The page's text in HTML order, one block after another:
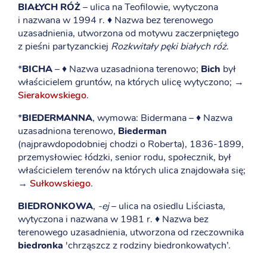
BIAŁYCH RÓŻ– ulica na Teofilowie, wytyczona
i nazwana w 1994 r. ♦ Nazwa bez terenowego
uzasadnienia, utworzona od motywu zaczerpniętego
z pieśni partyzanckiej Rozkwitały pęki białych róż.
*BICHA– ♦ Nazwa uzasadniona terenowo; Bich był
właścicielem gruntów, na których ulicę wytyczono; →
Sierakowskiego.
*BIEDERMANNA, wymowa: Bidermana – ♦ Nazwa
uzasadniona terenowo, Biederman
(najprawdopodobniej chodzi o Roberta), 1836-1899,
przemysłowiec łódzki, senior rodu, społecznik, był
właścicielem terenów na których ulica znajdowała się;
→ Sułkowskiego.
BIEDRONKOWA, -ej– ulica na osiedlu Liściasta,
wytyczona i nazwana w 1981 r. ♦ Nazwa bez
terenowego uzasadnienia, utworzona od rzeczownika
biedronka 'chrząszcz z rodziny biedronkowatych’.